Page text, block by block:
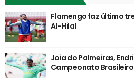
Flamengo faz último
Al-Hilal
Joia do Palmeiras,
Campeonato